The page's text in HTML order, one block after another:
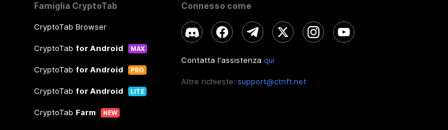
Famiglia CryptoTab
CryptoTab Browser
CryptoTab for Android MAX
CryptoTab for Android PRO
CryptoTab for Android LITE
CryptoTab Farm NEW
Connesso come
Contatta l'assistenza qui
Altre richieste: support@ctnft.net